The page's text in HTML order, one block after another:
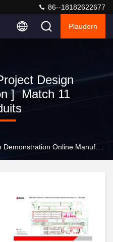
86--18182622677
Plaudern
Design
] Match 11